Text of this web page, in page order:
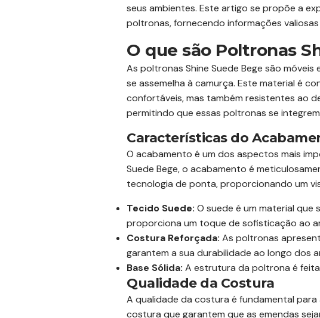
seus ambientes. Este artigo se propõe a
poltronas, fornecendo informações
O que são Poltronas
As poltronas Shine Suede Bege são
se assemelha à camurça. Este material é
confortáveis, mas também resistentes ao
permitindo que essas poltronas se
Características do
O acabamento é um dos aspectos mais
Suede Bege, o acabamento é
tecnologia de ponta, proporcionando um
Tecido Suede: O suede é um material que
proporciona um toque de sofisticação ao
Costura Reforçada: As poltronas
garantem a sua durabilidade ao longo dos
Base Sólida: A estrutura da poltrona é
Qualidade da Costura
A qualidade da costura é fundamental para
costura que garantem que as emendas